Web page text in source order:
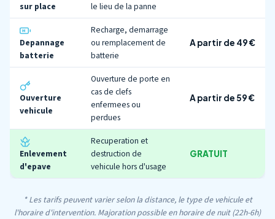
sur place
le lieu de la panne
Depannage
batterie
Recharge, demarrage
ou remplacement de
batterie
A partir de 49 €
Ouverture
vehicule
Ouverture de porte en
cas de clefs
enfermees ou
perdues
A partir de 59 €
Enlevement
d'epave
Recuperation et
destruction de
vehicule hors d'usage
GRATUIT
* Les tarifs peuvent varier selon la distance, le type de vehicule et
l'horaire d'intervention. Majoration possible en horaire de nuit (22h-6h)